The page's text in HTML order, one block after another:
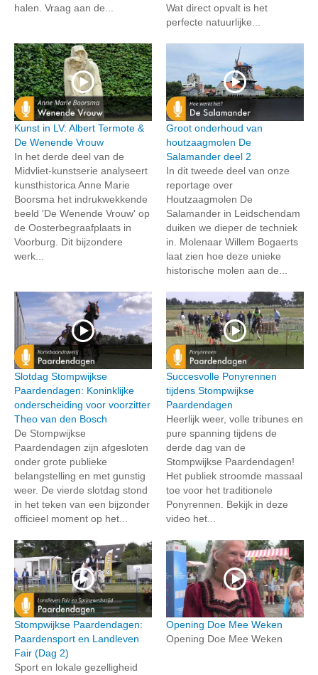
halen. Vraag aan de...
Wat direct opvalt is het
perfecte natuurlijke...
Kunst in LV: Albert Termote &
De Wenende Vrouw
In het derde deel van de
Midvliet-kunstserie analyseert
kunsthistorica Anne Marie
Boorsma het indrukwekkende
beeld 'De Wenende Vrouw' op
de Oosterbegraafplaats in
Voorburg. Dit bijzondere
werk...
Groot onderhoud van
houtzaagmolen De
Salamander deel 2
In dit tweede deel van onze
reportage over
Houtzaagmolen De
Salamander in Leidschendam
duiken we dieper de techniek
in. Molenaar Willem Bogaerts
laat zien hoe deze unieke
historische molen aan de...
Slotdag Stompwijkse
Paardendagen: Koninklijke
onderscheiding voor voorzitter
Theo van den Bosch
De Stompwijkse
Paardendagen zijn afgesloten
onder grote publieke
belangstelling en met gunstig
weer. De vierde slotdag stond
in het teken van een bijzonder
officieel moment op het...
Succesvolle Ponyrennen
tijdens Stompwijkse
Paardendagen
Heerlijk weer, volle tribunes en
pure spanning tijdens de
derde dag van de
Stompwijkse Paardendagen!
Het publiek stroomde massaal
toe voor het traditionele
Ponyrennen. Bekijk in deze
video het...
Stompwijkse Paardendagen:
Paardensport en Landleven
Fair (Dag 2)
Sport en lokale gezelligheid
Opening Doe Mee Weken
Opening Doe Mee Weken